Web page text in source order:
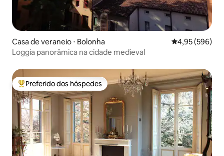
Casa de veraneio ⋅ Bolonha 4,95 de uma
4,95 (596)
Loggia panorâmica na cidade medieval
Entre os melhores preferidos dos hóspedes
Preferido dos hóspedes